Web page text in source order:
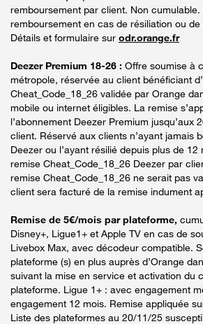
remboursement par client. Non cumulable.
remboursement en cas de résiliation ou de
Détails et formulaire sur odr.orange.fr
Deezer Premium 18-26 : Offre soumise à
métropole, réservée au client bénéficiant
Cheat_Code_18_26 validée par Orange
mobile ou internet éligibles. La remise
l’abonnement Deezer Premium jusqu’aux
client. Réservé aux clients n’ayant jamais
Deezer ou l’ayant résilié depuis plus de 12
remise Cheat_Code_18_26 Deezer par
remise Cheat_Code_18_26 ne serait pas
client sera facturé de la remise indument
Remise de 5€/mois par plateforme,
Disney+, Ligue1+ et Apple TV en cas de
Livebox Max, avec décodeur compatible.
plateforme (s) en plus auprès d’Orange
suivant la mise en service et activation du
plateforme. Ligue 1+ : avec engagement
engagement 12 mois. Remise appliquée
Liste des plateformes au 20/11/25